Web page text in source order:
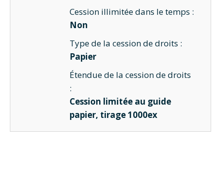
Cession illimitée dans le temps :
Non
Type de la cession de droits :
Papier
Étendue de la cession de droits
:
Cession limitée au guide
papier, tirage 1000ex